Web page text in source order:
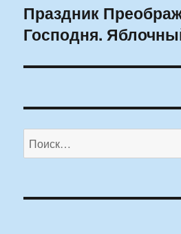
Следующая
запись:
Праздник
Господня.
Искать: